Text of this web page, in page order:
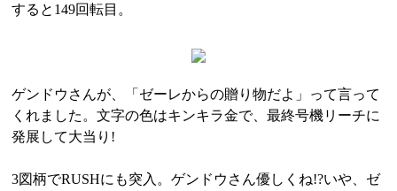
すると149回転目。
ゲンドウさんが、「ゼーレからの贈り物だよ」って言って
くれました。文字の色はキンキラ金で、最終号機リーチに
発展して大当り!
3図柄でRUSHにも突入。ゲンドウさん優しくね!?いや、ゼ